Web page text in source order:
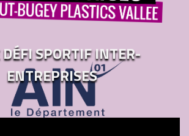
SPORTIF INTER-
ENTREPRISES